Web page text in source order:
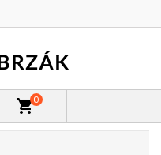
shopping_cart0